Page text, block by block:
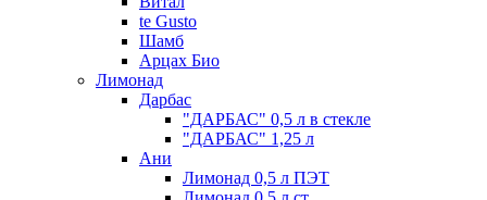
te Gusto
Шамб
Арцах Био
Лимонад
Дарбас
"ДАРБАС" 0,5 л в стекле
"ДАРБАС" 1,25 л
Ани
Лимонад 0,5 л ПЭТ